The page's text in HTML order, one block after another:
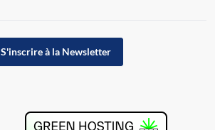
S'inscrire à la Newsletter